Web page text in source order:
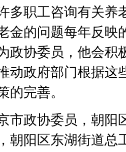
多职工咨询有关养
金的问题每年反映
政协委员，他会积
动政府部门根据这
的完善。
政协委员，朝阳
朝阳区东湖街道总